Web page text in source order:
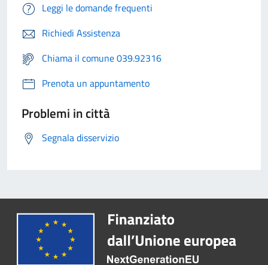
Leggi le domande frequenti
Richiedi Assistenza
Chiama il comune 039.92316
Prenota un appuntamento
Problemi in città
Segnala disservizio